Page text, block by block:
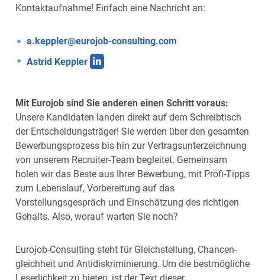
Kontaktaufnahme! Einfach eine Nachricht an:
a.keppler@eurojob-consulting.com
Astrid Keppler
Mit Eurojob sind Sie anderen einen Schritt voraus:
Unsere Kandidaten landen direkt auf dem Schreibtisch
der Entscheidungsträger! Sie werden über den gesamten
Bewerbungsprozess bis hin zur Vertragsunterzeichnung
von unserem Recruiter-Team begleitet. Gemeinsam
holen wir das Beste aus Ihrer Bewerbung, mit Profi-Tipps
zum Lebenslauf, Vorbereitung auf das
Vorstellungsgespräch und Einschätzung des richtigen
Gehalts. Also, worauf warten Sie noch?
Eurojob-Consulting steht für Gleich­stellung, Chancen­
gleichheit und Anti­diskrimi­nierung. Um die bestmögliche